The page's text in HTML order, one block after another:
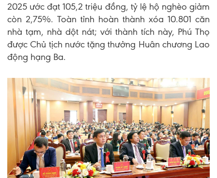
2025 ước đạt 105,2 triệu đồng, tỷ lệ hộ nghèo giảm
còn 2,75%. Toàn tỉnh hoàn thành xóa 10.801 căn
nhà tạm, nhà dột nát; với thành tích này, Phú Thọ
được Chủ tịch nước tặng thưởng Huân chương Lao
động hạng Ba.